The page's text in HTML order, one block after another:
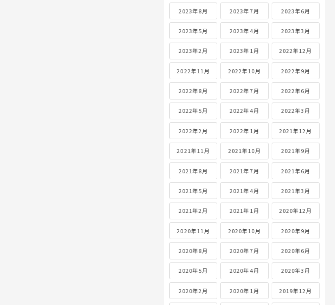
2023年8月 2023年7月 2023年6月
2023年5月 2023年4月 2023年3月
2023年2月 2023年1月 2022年12月
2022年11月 2022年10月 2022年9月
2022年8月 2022年7月 2022年6月
2022年5月 2022年4月 2022年3月
2022年2月 2022年1月 2021年12月
2021年11月 2021年10月 2021年9月
2021年8月 2021年7月 2021年6月
2021年5月 2021年4月 2021年3月
2021年2月 2021年1月 2020年12月
2020年11月 2020年10月 2020年9月
2020年8月 2020年7月 2020年6月
2020年5月 2020年4月 2020年3月
2020年2月 2020年1月 2019年12月